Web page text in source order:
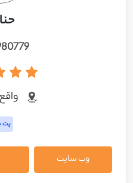
پت
وب سایت